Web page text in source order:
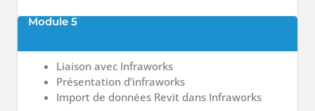
Module 5
Liaison avec Infraworks
Présentation d’infraworks
Import de données Revit dans Infraworks